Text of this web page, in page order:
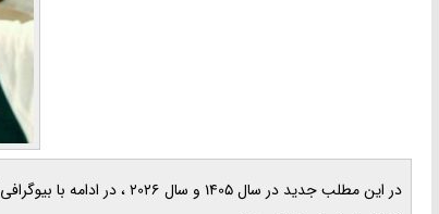
در این مطلب جدید در سال